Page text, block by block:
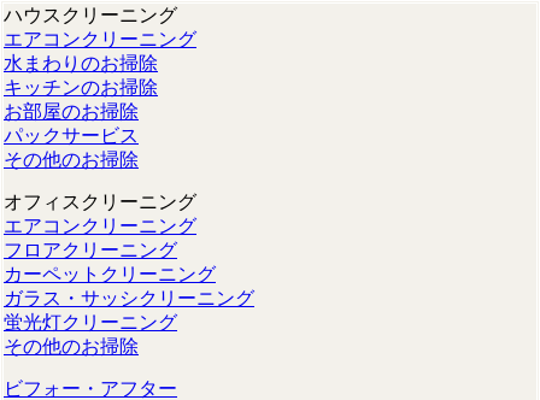
ハウスクリーニング
エアコンクリーニング
水まわりのお掃除
キッチンのお掃除
お部屋のお掃除
パックサービス
その他のお掃除
オフィスクリーニング
エアコンクリーニング
フロアクリーニング
カーペットクリーニング
ガラス・サッシクリーニング
蛍光灯クリーニング
その他のお掃除
ビフォー・アフター